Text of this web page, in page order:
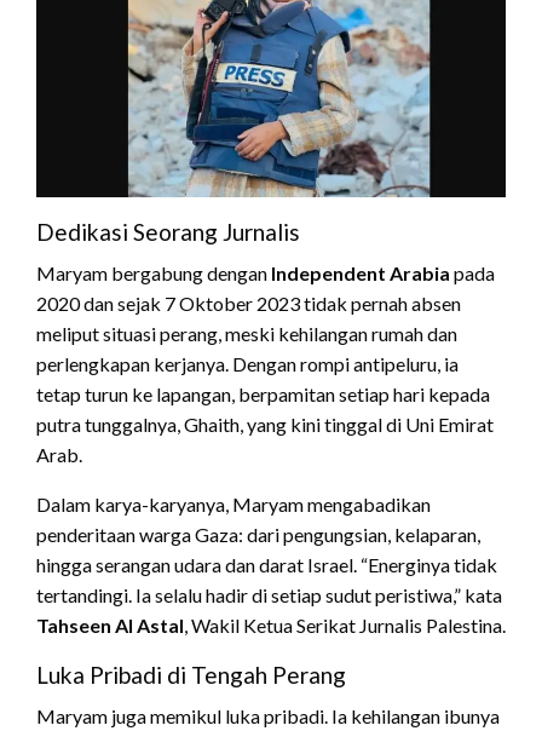
Dedikasi Seorang Jurnalis
Maryam bergabung dengan Independent Arabia pada
2020 dan sejak 7 Oktober 2023 tidak pernah absen
meliput situasi perang, meski kehilangan rumah dan
perlengkapan kerjanya. Dengan rompi antipeluru, ia
tetap turun ke lapangan, berpamitan setiap hari kepada
putra tunggalnya, Ghaith, yang kini tinggal di Uni Emirat
Arab.
Dalam karya-karyanya, Maryam mengabadikan
penderitaan warga Gaza: dari pengungsian, kelaparan,
hingga serangan udara dan darat Israel. “Energinya tidak
tertandingi. Ia selalu hadir di setiap sudut peristiwa,” kata
Tahseen Al Astal, Wakil Ketua Serikat Jurnalis Palestina.
Luka Pribadi di Tengah Perang
Maryam juga memikul luka pribadi. Ia kehilangan ibunya